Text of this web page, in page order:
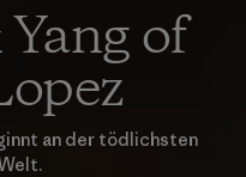
of
an der tödlichsten